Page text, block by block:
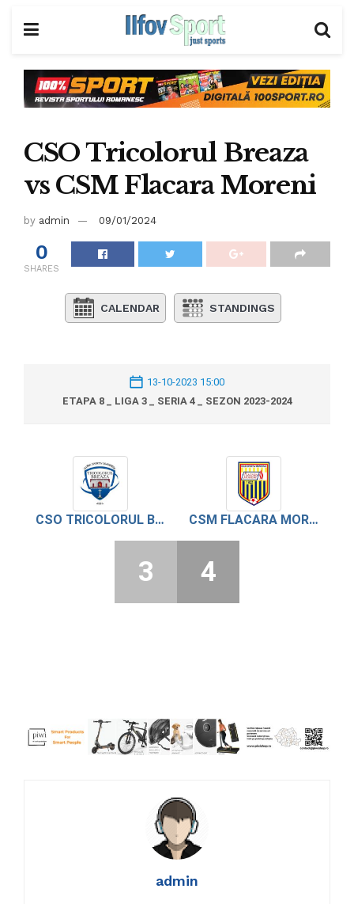
CSO Tricolorul Breaza
vs CSM Flacara Moreni
by admin 09/01/2024
0
SHARES
CALENDAR STANDINGS
13-10-2023 15:00
ETAPA 8 _ LIGA 3 _ SERIA 4 _ SEZON 2023-2024
CSO TRICOLORUL BREAZA CSM FLACARA MORENI
3 4
admin